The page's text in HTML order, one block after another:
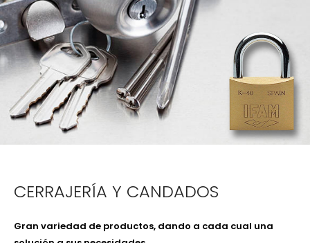
CERRAJERÍA Y CANDADOS
Gran variedad de productos, dando a cada cual una